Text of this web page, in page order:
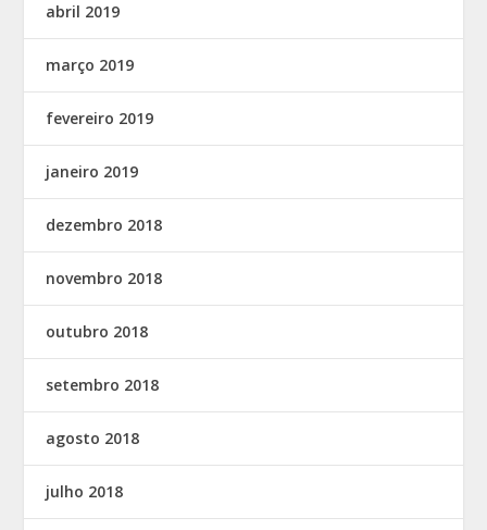
abril 2019
março 2019
fevereiro 2019
janeiro 2019
dezembro 2018
novembro 2018
outubro 2018
setembro 2018
agosto 2018
julho 2018